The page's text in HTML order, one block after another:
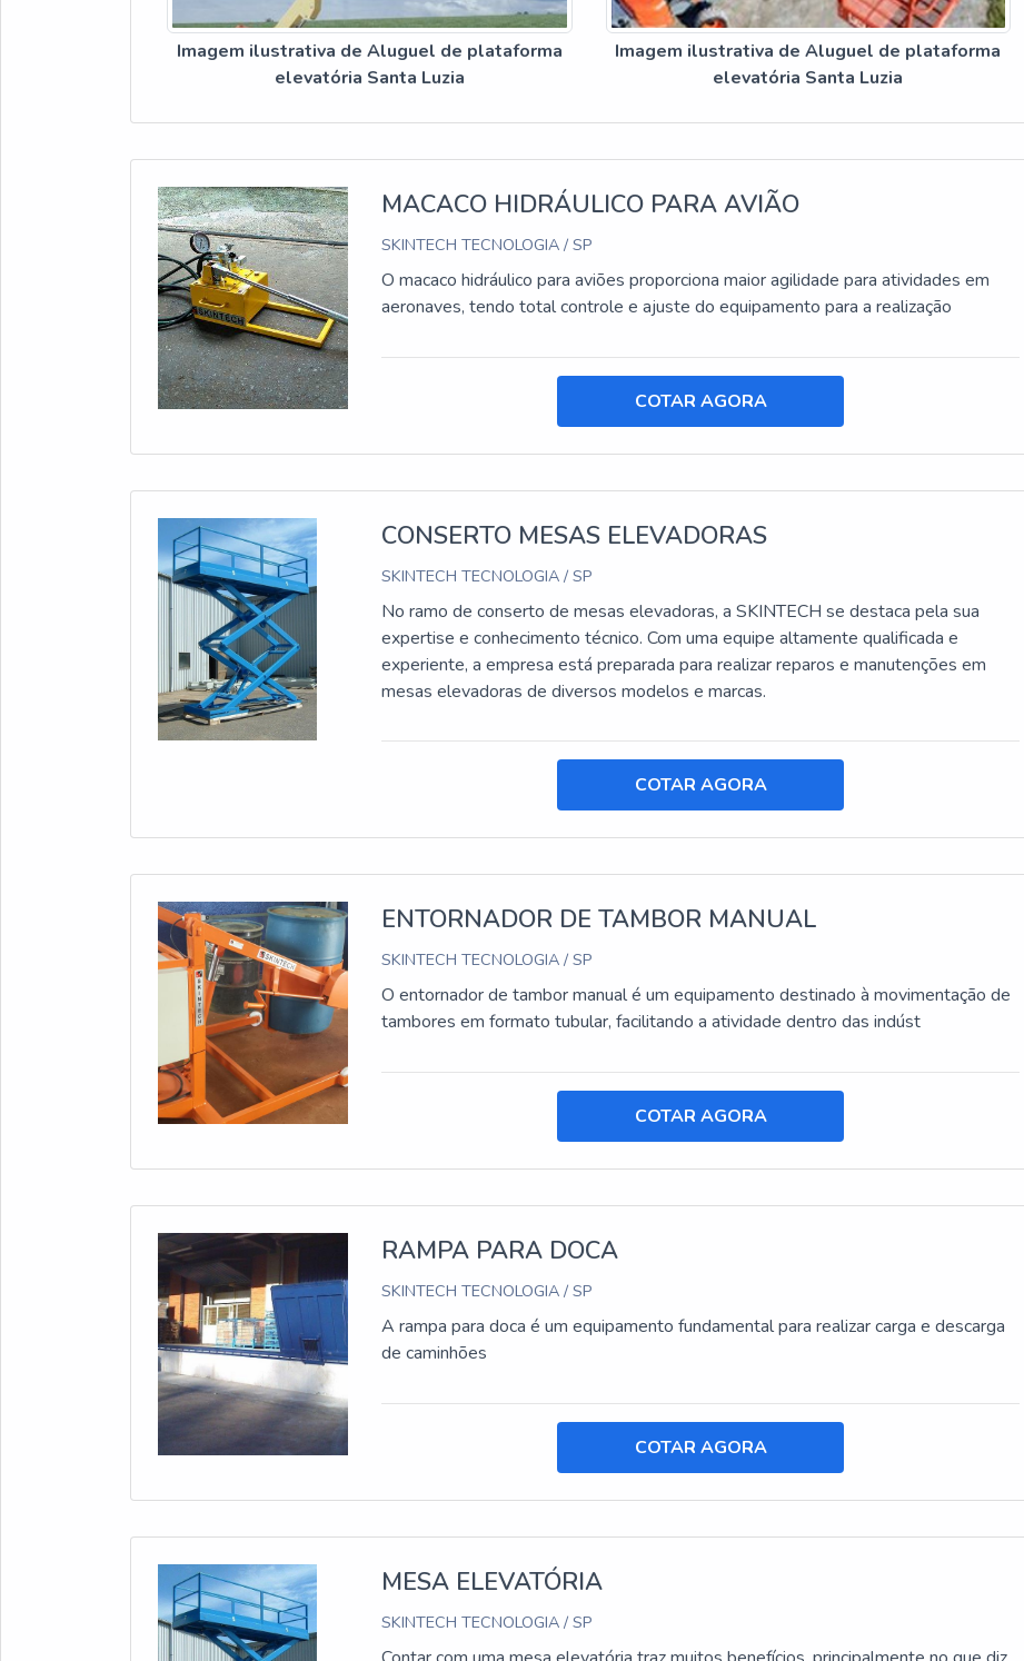
Imagem ilustrativa de Aluguel de plataforma
elevatória Santa Luzia
Imagem ilustrativa de Aluguel de plataforma
elevatória Santa Luzia
MACACO HIDRÁULICO PARA AVIÃO
SKINTECH TECNOLOGIA / SP
O macaco hidráulico para aviões proporciona maior agilidade para atividades em
aeronaves, tendo total controle e ajuste do equipamento para a realização
COTAR AGORA
CONSERTO MESAS ELEVADORAS
SKINTECH TECNOLOGIA / SP
No ramo de conserto de mesas elevadoras, a SKINTECH se destaca pela sua
expertise e conhecimento técnico. Com uma equipe altamente qualificada e
experiente, a empresa está preparada para realizar reparos e manutenções em
mesas elevadoras de diversos modelos e marcas.
COTAR AGORA
ENTORNADOR DE TAMBOR MANUAL
SKINTECH TECNOLOGIA / SP
O entornador de tambor manual é um equipamento destinado à movimentação de
tambores em formato tubular, facilitando a atividade dentro das indúst
COTAR AGORA
RAMPA PARA DOCA
SKINTECH TECNOLOGIA / SP
A rampa para doca é um equipamento fundamental para realizar carga e descarga
de caminhões
COTAR AGORA
MESA ELEVATÓRIA
SKINTECH TECNOLOGIA / SP